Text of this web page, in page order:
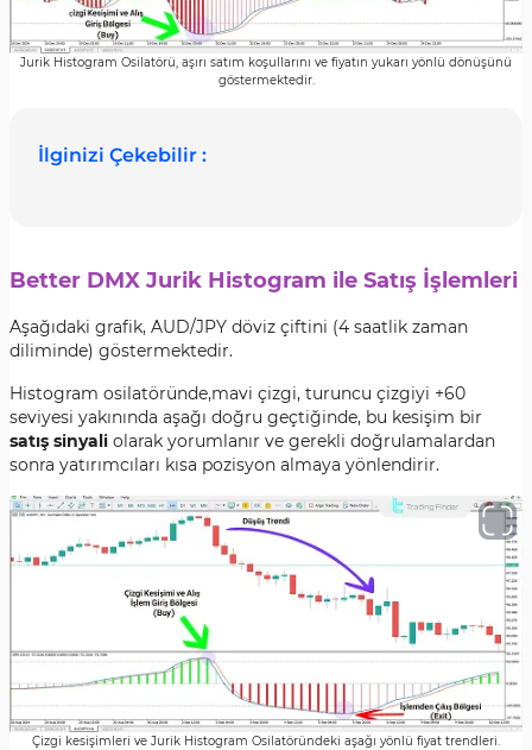
Jurik Histogram Osilatörü, aşırı satım koşullarını ve fiyatın yukarı yönlü dönüşünü
göstermektedir.
İlginizi Çekebilir :
Better DMX Jurik Histogram ile Satış İşlemleri
Aşağıdaki grafik, AUD/JPY döviz çiftini (4 saatlik zaman
diliminde) göstermektedir.
Histogram osilatöründe,mavi çizgi, turuncu çizgiyi +60
seviyesi yakınında aşağı doğru geçtiğinde, bu kesişim bir
satış sinyali olarak yorumlanır ve gerekli doğrulamalardan
sonra yatırımcıları kısa pozisyon almaya yönlendirir.
Çizgi kesişimleri ve Jurik Histogram Osilatöründeki aşağı yönlü fiyat trendleri.